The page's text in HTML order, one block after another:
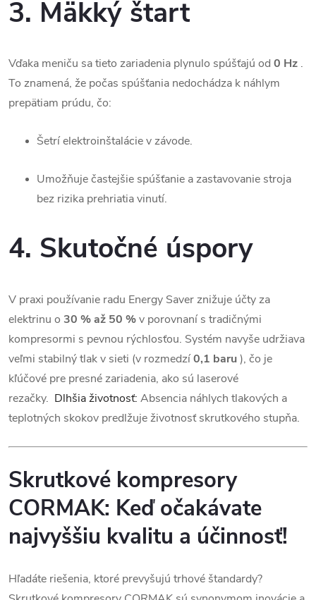
3. Mäkký štart
Vďaka meniču sa tieto zariadenia plynulo spúšťajú od 0 Hz .
To znamená, že počas spúšťania nedochádza k náhlym
prepätiam prúdu, čo:
Šetrí elektroinštalácie v závode.
Umožňuje častejšie spúšťanie a zastavovanie stroja
bez rizika prehriatia vinutí.
4. Skutočné úspory
V praxi používanie radu Energy Saver znižuje účty za
elektrinu o 30 % až 50 %v porovnaní s tradičnými
kompresormi s pevnou rýchlosťou. Systém navyše udržiava
veľmi stabilný tlak v sieti (v rozmedzí0,1 baru), čo je
kľúčové pre presné zariadenia, ako sú laserové
rezačky. Dlhšia životnosť: Absencia náhlych tlakových a
teplotných skokov predlžuje životnosť skrutkového stupňa.
Skrutkové kompresory
CORMAK: Keď očakávate
najvyššiu kvalitu a účinnosť!
Hľadáte riešenia, ktoré prevyšujú trhové štandardy?